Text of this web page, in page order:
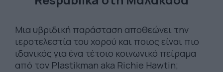
Μια υβριδική παράσταση αποθεώνει την
ιεροτελεστία του χορού και ποιος είναι πιο
ιδανικός για ένα τέτοιο κοινωνικό πείραμα
από τον Plastikman aka Richie Hawtin;